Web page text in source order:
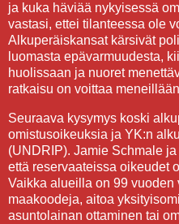
ja kuka häviää nykyisessä
vastasi, ettei tilanteessa ole
Alkuperäiskansat kärsivät
luomasta epävarmuudesta,
huolissaan ja nuoret
ratkaisu on voittaa
Seuraava kysymys koski
omistusoikeuksia ja YK:n
(UNDRIP). Jamie Schmale
että reservaateissa oikeudet
Vaikka alueilla on 99 vuoden
maakoodeja, aitoa
asuntolainan ottaminen tai